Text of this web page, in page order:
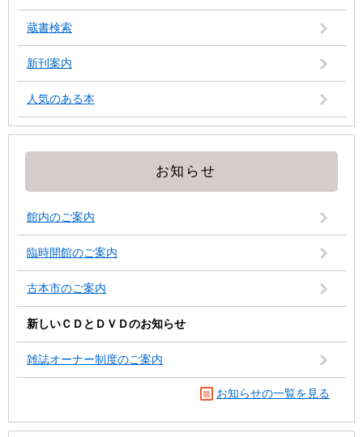
蔵書検索
新刊案内
人気のある本
お知らせ
館内のご案内
臨時開館のご案内
古本市のご案内
新しいＣＤとＤＶＤのお知らせ
雑誌オーナー制度のご案内
お知らせの一覧を見る